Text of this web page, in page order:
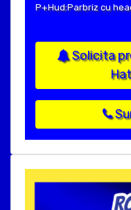
P+Hud:Parbriz cu
Solicita